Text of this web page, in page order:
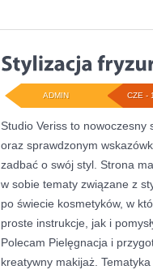
CZE -
ADMIN
Studio Veriss to nowoczesny
oraz sprawdzonym
zadbać o swój styl. Strona
w sobie tematy związane z
po świecie kosmetyków, w
proste instrukcje, jak i
Polecam Pielęgnacja i
kreatywny makijaż.